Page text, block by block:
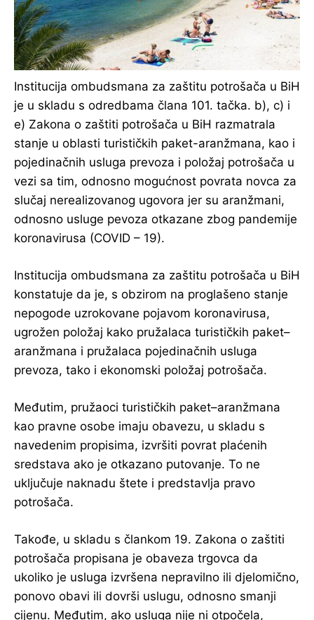
Institucija ombudsmana za zaštitu potrošača u BiH
je u skladu s odredbama člana 101. tačka. b), c) i
e) Zakona o zaštiti potrošača u BiH razmatrala
stanje u oblasti turističkih paket-aranžmana, kao i
pojedinačnih usluga prevoza i položaj potrošača u
vezi sa tim, odnosno mogućnost povrata novca za
slučaj nerealizovanog ugovora jer su aranžmani,
odnosno usluge pevoza otkazane zbog pandemije
koronavirusa (COVID – 19).
Institucija ombudsmana za zaštitu potrošača u BiH
konstatuje da je, s obzirom na proglašeno stanje
nepogode uzrokovane pojavom koronavirusa,
ugrožen položaj kako pružalaca turističkih paket–
aranžmana i pružalaca pojedinačnih usluga
prevoza, tako i ekonomski položaj potrošača.
Međutim, pružaoci turističkih paket–aranžmana
kao pravne osobe imaju obavezu, u skladu s
navedenim propisima, izvršiti povrat plaćenih
sredstava ako je otkazano putovanje. To ne
uključuje naknadu štete i predstavlja pravo
potrošača.
Takođe, u skladu s člankom 19. Zakona o zaštiti
potrošača propisana je obaveza trgovca da
ukoliko je usluga izvršena nepravilno ili djelomično,
ponovo obavi ili dovrši uslugu, odnosno smanji
cijenu. Međutim, ako usluga nije ni otpočela,